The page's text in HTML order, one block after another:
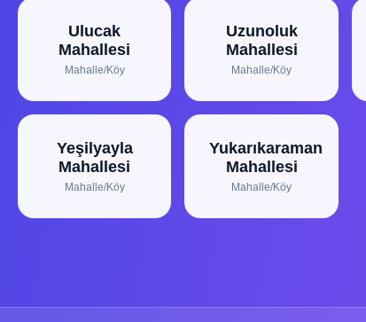
Ulucak
Mahallesi
Mahalle/Köy
Uzunoluk
Mahallesi
Mahalle/Köy
Yeşilyayla
Mahallesi
Mahalle/Köy
Yukarıkaraman
Mahallesi
Mahalle/Köy